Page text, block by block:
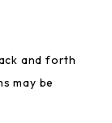
and forth
may be